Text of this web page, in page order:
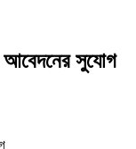
আবেদনের সুযোগ